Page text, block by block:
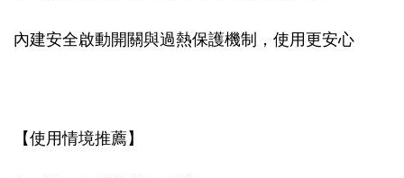
內建安全啟動開關與過熱保護機制，使用更安心
【使用情境推薦】